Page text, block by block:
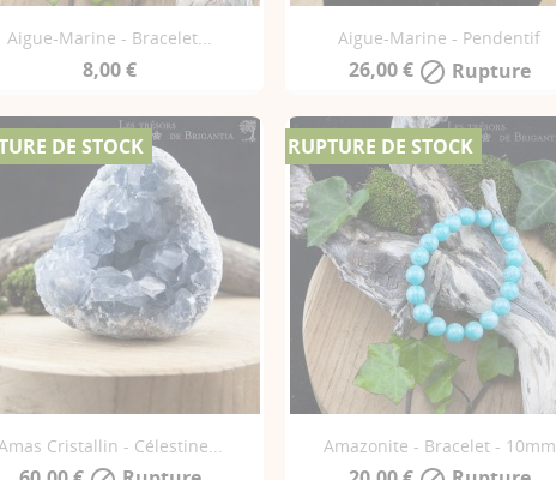
Aigue-Marine - Bracelet...
8,00 €
Aigue-Marine - Pendentif
26,00 €  Rupture
Cristallin - Célestine...
DE STOCK
Amazonite - Bracelet - 10mm
RUPTURE DE STOCK